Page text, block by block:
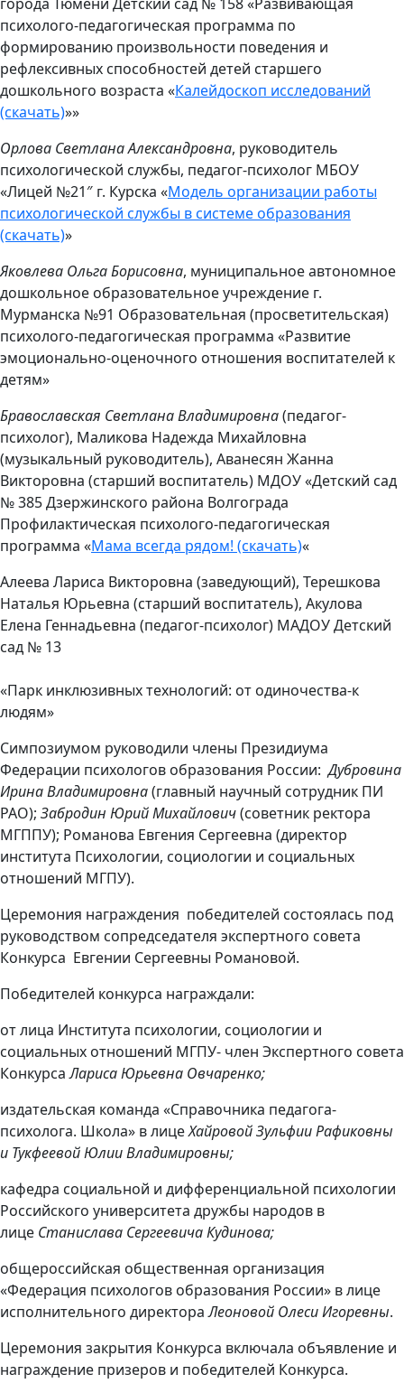
психолого-педагогическая программа по
формированию произвольности поведения и
рефлексивных способностей детей старшего
дошкольного возраста «Калейдоскоп исследований
(скачать)»»
Орлова Светлана Александровна, руководитель
психологической службы, педагог-психолог МБОУ
«Лицей №21″ г. Курска «Модель организации работы
психологической службы в системе образования
(скачать)»
Яковлева Ольга Борисовна, муниципальное автономное
дошкольное образовательное учреждение г.
Мурманска №91 Образовательная (просветительская)
психолого-педагогическая программа «Развитие
эмоционально-оценочного отношения воспитателей к
детям»
Бравославская Светлана Владимировна(педагог-
психолог), Маликова Надежда Михайловна
(музыкальный руководитель), Аванесян Жанна
Викторовна (старший воспитатель) МДОУ «Детский сад
№ 385 Дзержинского района Волгограда
Профилактическая психолого-педагогическая
программа «Мама всегда рядом! (скачать)«
Алеева Лариса Викторовна (заведующий), Терешкова
Наталья Юрьевна (старший воспитатель), Акулова
Елена Геннадьевна (педагог-психолог) МАДОУ Детский
сад № 13
«Парк инклюзивных технологий: от одиночества-к
людям»
Симпозиумом руководили члены Президиума
Федерации психологов образования России:Дубровина
Ирина Владимировна(главный научный сотрудник ПИ
РАО); Забродин Юрий Михайлович(советник ректора
МГППУ); Романова Евгения Сергеевна (директор
института Психологии, социологии и социальных
отношений МГПУ).
Церемония награждения победителей состоялась под
руководством сопредседателя экспертного совета
Конкурса Евгении Сергеевны Романовой.
Победителей конкурса награждали:
от лица Института психологии, социологии и
социальных отношений МГПУ- член Экспертного совета
КонкурсаЛариса Юрьевна Овчаренко;
издательская команда «Справочника педагога-
психолога. Школа» в лицеХайровой Зульфии Рафиковны
и Тукфеевой Юлии Владимировны;
кафедра социальной и дифференциальной психологии
Российского университета дружбы народов в
лице Станислава Сергеевича Кудинова;
общероссийская общественная организация
«Федерация психологов образования России» в лице
исполнительного директораЛеоновой Олеси Игоревны.
Церемония закрытия Конкурса включала объявление и
награждение призеров и победителей Конкурса.